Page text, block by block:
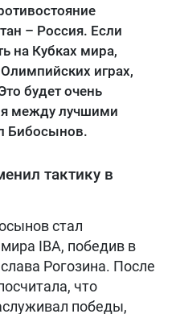
– Россия. Если
на Кубках мира,
играх,
будет очень
между лучшими
Бибосынов.
тактику в
стал
IBA, победив в
Рогозина. После
что
победы,